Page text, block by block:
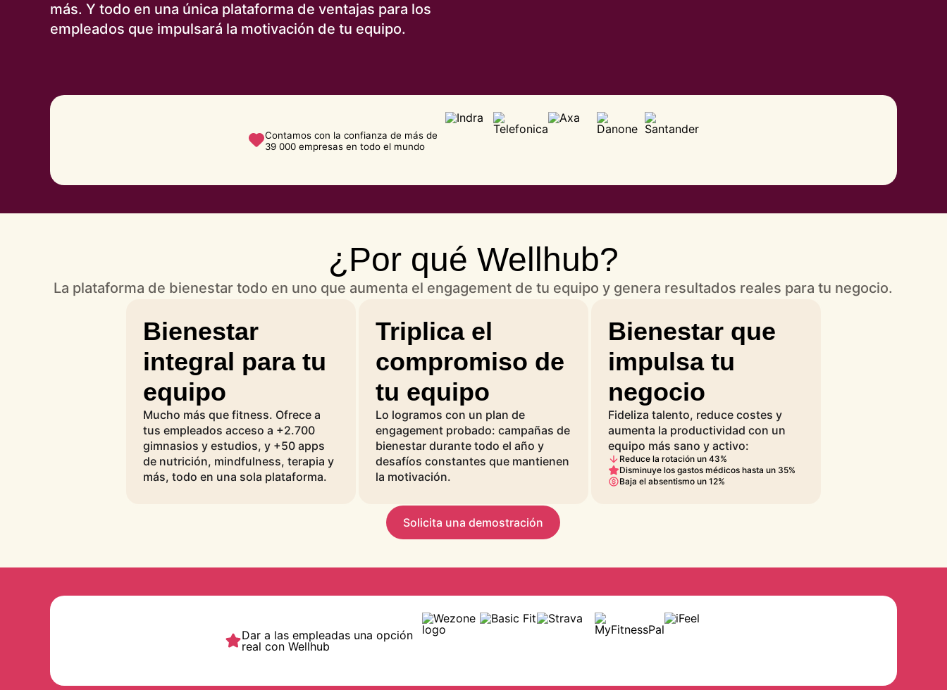
más. Y todo en una única plataforma de ventajas para los
empleados que impulsará la motivación de tu equipo.
Contamos con la confianza de más de
39 000 empresas en todo el mundo
¿Por qué Wellhub?
La plataforma de bienestar todo en uno que aumenta el engagement de tu equipo y genera resultados reales para tu negocio.
Bienestar
integral para tu
equipo
Mucho más que fitness. Ofrece a
tus empleados acceso a +2.700
gimnasios y estudios, y +50 apps
de nutrición, mindfulness, terapia y
más, todo en una sola plataforma.
Triplica el
compromiso de
tu equipo
Lo logramos con un plan de
engagement probado: campañas de
bienestar durante todo el año y
desafíos constantes que mantienen
la motivación.
Bienestar que
impulsa tu
negocio
Fideliza talento, reduce costes y
aumenta la productividad con un
equipo más sano y activo:
Reduce la rotación un 43%
Disminuye los gastos médicos hasta un 35%
Baja el absentismo un 12%
Solicita una demostración
Dar a las empleadas una opción
real con Wellhub